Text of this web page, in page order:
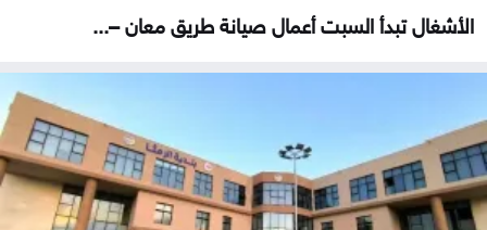
الأشغال تبدأ السبت أعمال صيانة طريق معان –...